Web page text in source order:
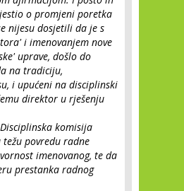
o promjeni poretka
nijesu dosjetili da je s
i imenovanjem nove
uprave, došlo do
na tradiciju,
i upućeni na disciplinski
direktor u rješenju
komisija
povredu radne
imenovanog, te da
prestanka radnog